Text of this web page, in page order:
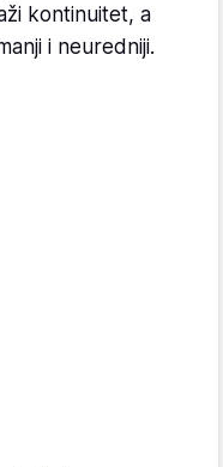
kontinuitet, a
i neuredniji.